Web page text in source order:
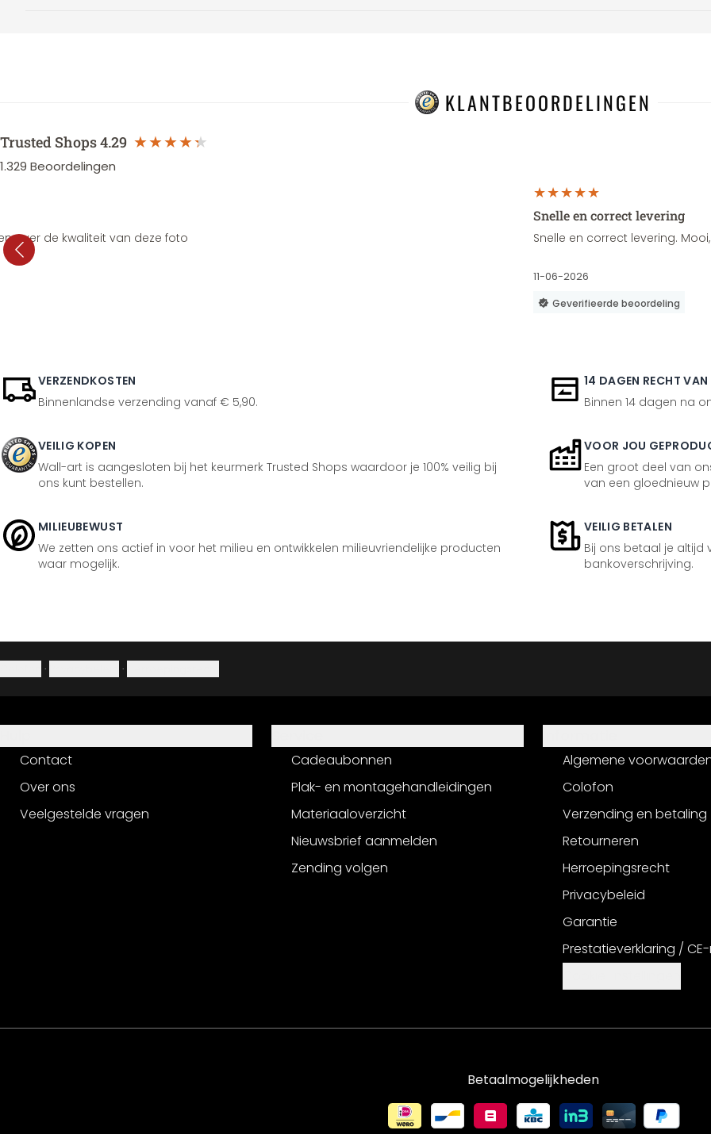
KLANTBEOORDELINGEN
Trusted Shops4.29
1.329 Beoordelingen
over de kwaliteit van deze foto
Snelle en correct levering
Snelle en correct levering.
11-06-2026
Geverifieerde beoordeling
VERZENDKOSTEN
Binnenlandse verzending vanaf € 5,90.
14 DAGEN RECHT VAN
Binnen 14 dagen na
VEILIG KOPEN
Wall-art is aangesloten bij het keurmerk Trusted Shops waardoor je 100% veilig bij
ons kunt bestellen.
VOOR JOU
Een groot deel van
van een gloednieuw
MILIEUBEWUST
We zetten ons actief in voor het milieu en ontwikkelen milieuvriendelijke producten
waar mogelijk.
VEILIG BETALEN
Bij ons betaal je altijd
bankoverschrijving.
· ·
Contact
Over ons
Veelgestelde vragen
Cadeaubonnen
Plak- en montagehandleidingen
Materiaaloverzicht
Nieuwsbrief aanmelden
Zending volgen
Algemene
Colofon
Verzending en betaling
Retourneren
Herroepingsrecht
Privacybeleid
Garantie
Prestatieverklaring /
Betaalmogelijkheden